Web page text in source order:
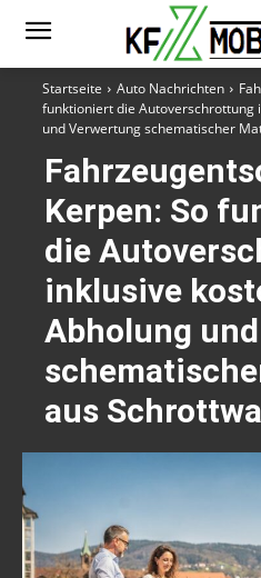
Startseite Auto Nachrichten
funktioniert die Autoverschrottung
und Verwertung schematischer
Kerpen: So
die
inklusive
Abholung
aus